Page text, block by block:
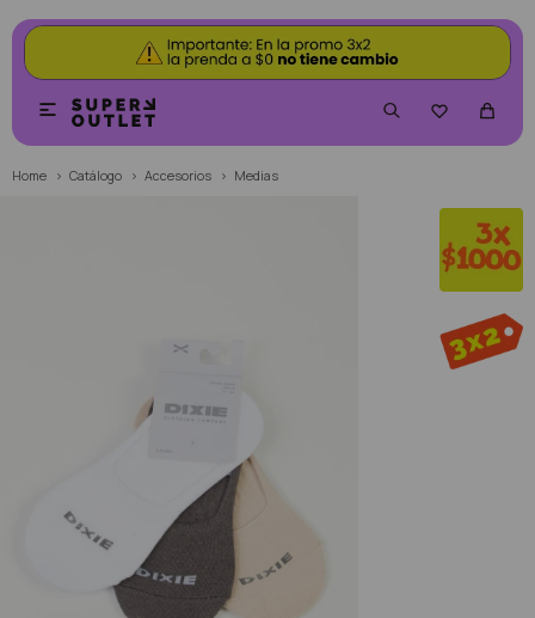


Home Catálogo Accesorios Medias